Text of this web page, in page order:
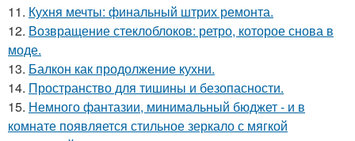
11. Кухня мечты: финальный штрих ремонта.
12. Возвращение стеклоблоков: ретро, которое снова в
моде.
13. Балкон как продолжение кухни.
14. Пространство для тишины и безопасности.
15. Немного фантазии, минимальный бюджет - и в
комнате появляется стильное зеркало с мягкой